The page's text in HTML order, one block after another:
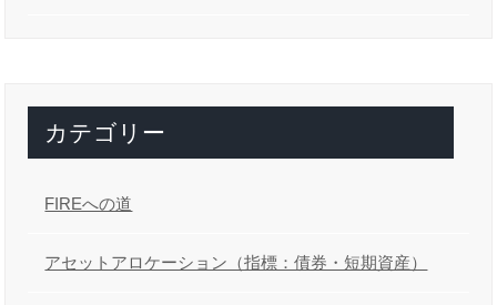
カテゴリー
FIREへの道
アセットアロケーション（指標：債券・短期資産）